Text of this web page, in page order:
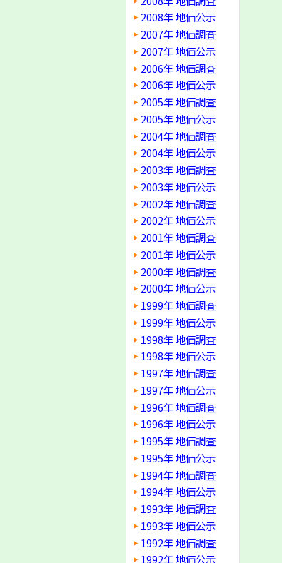
2008年 地価公示
2007年 地価調査
2007年 地価公示
2006年 地価調査
2006年 地価公示
2005年 地価調査
2005年 地価公示
2004年 地価調査
2004年 地価公示
2003年 地価調査
2003年 地価公示
2002年 地価調査
2002年 地価公示
2001年 地価調査
2001年 地価公示
2000年 地価調査
2000年 地価公示
1999年 地価調査
1999年 地価公示
1998年 地価調査
1998年 地価公示
1997年 地価調査
1997年 地価公示
1996年 地価調査
1996年 地価公示
1995年 地価調査
1995年 地価公示
1994年 地価調査
1994年 地価公示
1993年 地価調査
1993年 地価公示
1992年 地価調査
1992年 地価公示